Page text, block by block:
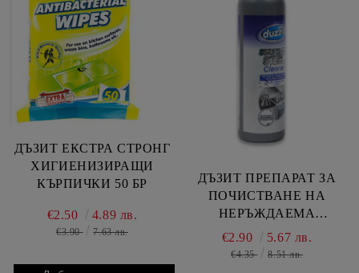
ДЪЗИТ ЕКСТРА СТРОНГ
ХИГИЕНИЗИРАЩИ
КЪРПИЧКИ 50 БР
€2.50 4.89 лв.
€3.90 7.63 лв.
ДЪЗИТ ПРЕПАРАТ ЗА
ПОЧИСТВАНЕ НА
НЕРЪЖДАЕМА
СТОМАНА 400 МЛ /
СПРЕЙ/
€2.90 5.67 лв.
€4.35 8.51 лв.